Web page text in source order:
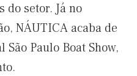
do setor. Já no
NÁUTICA acaba de
Paulo Boat Show,